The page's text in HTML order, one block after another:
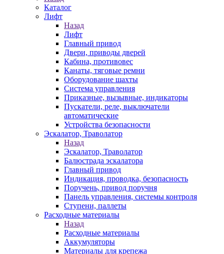
Каталог
Лифт
Назад
Лифт
Главный привод
Двери, приводы дверей
Кабина, противовес
Канаты, тяговые ремни
Оборудование шахты
Система управления
Приказные, вызывные, индикаторы
Пускатели, реле, выключатели
автоматические
Устройства безопасности
Эскалатор, Траволатор
Назад
Эскалатор, Траволатор
Балюстрада эскалатора
Главный привод
Индикация, проводка, безопасность
Поручень, привод поручня
Панель управления, системы контроля
Ступени, паллеты
Расходные материалы
Назад
Расходные материалы
Аккумуляторы
Материалы для крепежа